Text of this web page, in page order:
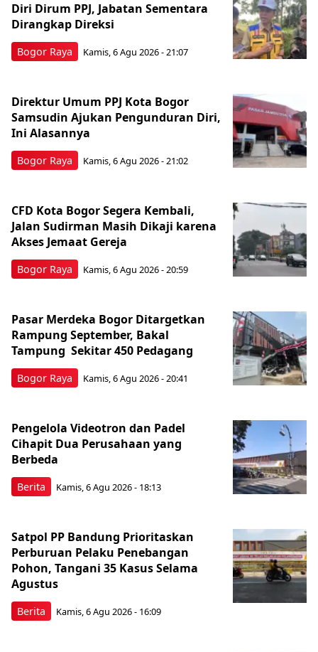
Bogor Raya
Diri Dirum PPJ, Jabatan Sementara
Dirangkap Direksi
Kamis, 6 Agu 2026 - 21:07
Bogor Raya
Direktur Umum PPJ Kota Bogor
Samsudin Ajukan Pengunduran Diri,
Ini Alasannya
Kamis, 6 Agu 2026 - 21:02
Bogor Raya
CFD Kota Bogor Segera Kembali,
Jalan Sudirman Masih Dikaji karena
Akses Jemaat Gereja
Kamis, 6 Agu 2026 - 20:59
Bogor Raya
Pasar Merdeka Bogor Ditargetkan
Rampung September, Bakal
Tampung Sekitar 450 Pedagang
Kamis, 6 Agu 2026 - 20:41
Berita
Pengelola Videotron dan Padel
Cihapit Dua Perusahaan yang
Berbeda
Kamis, 6 Agu 2026 - 18:13
Berita
Satpol PP Bandung Prioritaskan
Perburuan Pelaku Penebangan
Pohon, Tangani 35 Kasus Selama
Agustus
Kamis, 6 Agu 2026 - 16:09